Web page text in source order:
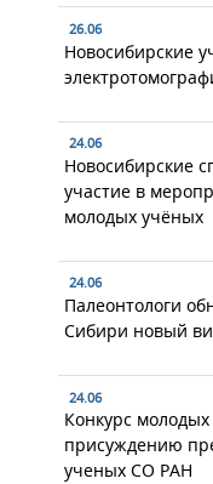
26.06
Новосибирские
24.06
Новосибирские
участие в
молодых учёных
24.06
Палеонтологи
Сибири новый
24.06
Конкурс
присуждению
ученых СО РАН